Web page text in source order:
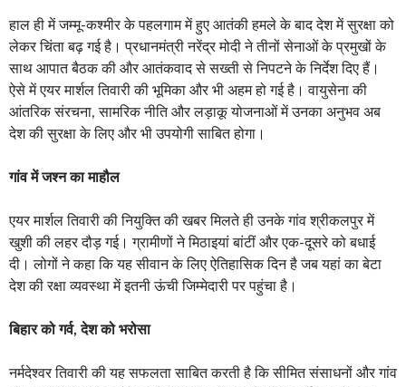
हाल ही में जम्मू-कश्मीर के पहलगाम में हुए आतंकी हमले के बाद देश में सुरक्षा को
लेकर चिंता बढ़ गई है। प्रधानमंत्री नरेंद्र मोदी ने तीनों सेनाओं के प्रमुखों के
साथ आपात बैठक की और आतंकवाद से सख्ती से निपटने के निर्देश दिए हैं।
ऐसे में एयर मार्शल तिवारी की भूमिका और भी अहम हो गई है। वायुसेना की
आंतरिक संरचना, सामरिक नीति और लड़ाकू योजनाओं में उनका अनुभव अब
देश की सुरक्षा के लिए और भी उपयोगी साबित होगा।
गांव में जश्न का माहौल
एयर मार्शल तिवारी की नियुक्ति की खबर मिलते ही उनके गांव श्रीकलपुर में
खुशी की लहर दौड़ गई। ग्रामीणों ने मिठाइयां बांटीं और एक-दूसरे को बधाई
दी। लोगों ने कहा कि यह सीवान के लिए ऐतिहासिक दिन है जब यहां का बेटा
देश की रक्षा व्यवस्था में इतनी ऊंची जिम्मेदारी पर पहुंचा है।
बिहार को गर्व, देश को भरोसा
नर्मदेश्वर तिवारी की यह सफलता साबित करती है कि सीमित संसाधनों और गांव